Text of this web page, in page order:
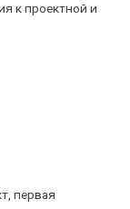
к проектной и
первая